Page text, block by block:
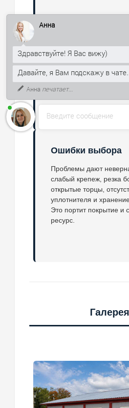
проектной проверки в
открытого пламени,
воздействия, ударных
кривом каркасе.
защиту и узлы.
Ошибки выбора
Проблемы дают
слабый крепеж, резка
открытые торцы,
уплотнителя и
Это портит покрытие и
ресурс.
Галерея
Введите сообщение
Здравствуйте! Я Вас вижу)
Давайте, я Вам подскажу в
К тому же, могу рассказать, как
получить скидку 5% на первый
заказ.